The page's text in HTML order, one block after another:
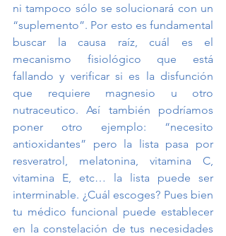
ni tampoco sólo se solucionará con un
“suplemento”. Por esto es fundamental
buscar la causa raíz, cuál es el
mecanismo fisiológico que está
fallando y verificar si es la disfunción
que requiere magnesio u otro
nutraceutico. Así también podríamos
poner otro ejemplo: “necesito
antioxidantes” pero la lista pasa por
resveratrol, melatonina, vitamina C,
vitamina E, etc… la lista puede ser
interminable. ¿Cuál escoges? Pues bien
tu médico funcional puede establecer
en la constelación de tus necesidades